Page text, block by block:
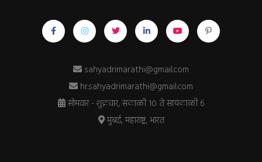
sahyadrimarathi@gmail.com
hr.sahyadrimarathi@gmail.com
सोमवार - शुक्रवार, सकाळी १० ते सायंकाळी ६
मुंबई, महाराष्ट्र, भारत